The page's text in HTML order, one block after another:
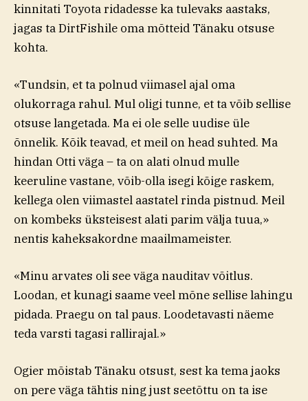
kinnitati Toyota ridadesse ka tulevaks aastaks,
jagas ta DirtFishile oma mõtteid Tänaku otsuse
kohta.
«Tundsin, et ta polnud viimasel ajal oma
olukorraga rahul. Mul oligi tunne, et ta võib sellise
otsuse langetada. Ma ei ole selle uudise üle
õnnelik. Kõik teavad, et meil on head suhted. Ma
hindan Otti väga – ta on alati olnud mulle
keeruline vastane, võib-olla isegi kõige raskem,
kellega olen viimastel aastatel rinda pistnud. Meil
on kombeks üksteisest alati parim välja tuua,»
nentis kaheksakordne maailmameister.
«Minu arvates oli see väga nauditav võitlus.
Loodan, et kunagi saame veel mõne sellise lahingu
pidada. Praegu on tal paus. Loodetavasti näeme
teda varsti tagasi rallirajal.»
Ogier mõistab Tänaku otsust, sest ka tema jaoks
on pere väga tähtis ning just seetõttu on ta ise